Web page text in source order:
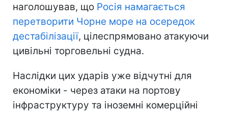
наголошував, що Росія намагається
перетворити Чорне море на осередок
дестабілізації, цілеспрямовано атакуючи
цивільні торговельні судна.
Наслідки цих ударів уже відчутні для
економіки - через атаки на портову
інфраструктуру та іноземні комерційні